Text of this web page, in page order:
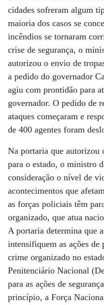
cidades sofreram algum
maioria dos casos se
incêndios se tornaram
crise de segurança, o
autorizou o envio de
a pedido do governador
agiu com prontidão para
governador. O pedido de
ataques começaram e
de 400 agentes foram
Na portaria que autorizou
para o estado, o ministro
consideração o nível de
acontecimentos que
as forças policiais têm
organizado, que atua
A portaria determina que
intensifiquem as ações de
crime organizado no
Penitenciário Nacional
para as ações de
princípio, a Força